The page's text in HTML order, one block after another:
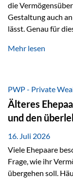
die
Gestaltung auch
lässt. Genau für
Vienna-Life eine
Ausgangssituation
Großeltern haben
Wunsch ist es,
Kindern, sondern
Mehr lesen
PWP - Private
Älteres
und den
16. Juli 2026
Viele Ehepaare
Frage, wie ihr
übergehen soll.